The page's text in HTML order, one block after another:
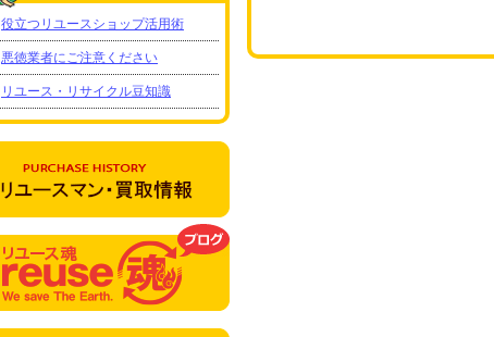
役立つリユースショップ活用術
悪徳業者にご注意ください
リユース・リサイクル豆知識